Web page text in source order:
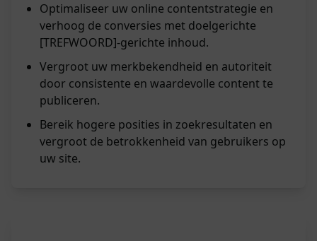
Optimaliseer uw online contentstrategie en
verhoog de conversies met doelgerichte
[TREFWOORD]-gerichte inhoud.
Vergroot uw merkbekendheid en autoriteit
door consistente en waardevolle content te
publiceren.
Bereik hogere posities in zoekresultaten en
vergroot de betrokkenheid van gebruikers op
uw site.